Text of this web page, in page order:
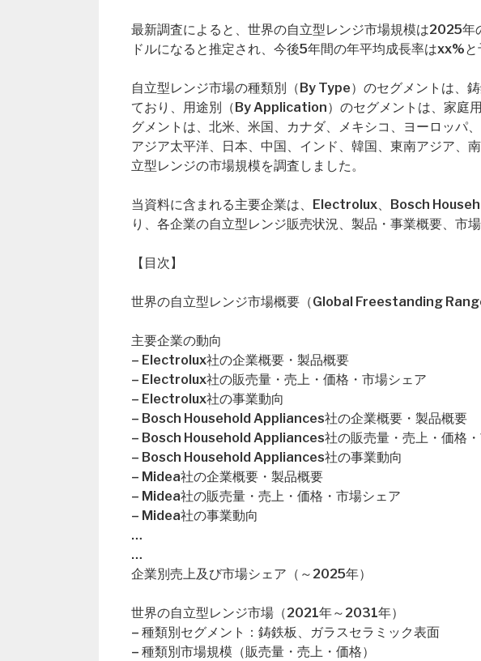
最新調査によると、世界の自立型レンジ市場規模は2025
ドルになると推定され、今後5年間の年平均成長率はxx%と
自立型レンジ市場の種類別（By Type）のセグメントは、
ており、用途別（By Application）のセグメントは、家庭
グメントは、北米、米国、カナダ、メキシコ、ヨーロッパ
アジア太平洋、日本、中国、インド、韓国、東南アジア、
立型レンジの市場規模を調査しました。
当資料に含まれる主要企業は、Electrolux、Bosch
り、各企業の自立型レンジ販売状況、製品・事業概要、市
【目次】
世界の自立型レンジ市場概要（Global Freestanding
主要企業の動向
– Electrolux社の企業概要・製品概要
– Electrolux社の販売量・売上・価格・市場シェア
– Electrolux社の事業動向
– Bosch Household Appliances社の企業概要・製品概要
– Bosch Household Appliances社の販売量・売上・価格
– Bosch Household Appliances社の事業動向
– Midea社の企業概要・製品概要
– Midea社の販売量・売上・価格・市場シェア
– Midea社の事業動向
…
…
企業別売上及び市場シェア（～2025年）
世界の自立型レンジ市場（2021年～2031年）
– 種類別セグメント：鋳鉄板、ガラスセラミック表面
– 種類別市場規模（販売量・売上・価格）